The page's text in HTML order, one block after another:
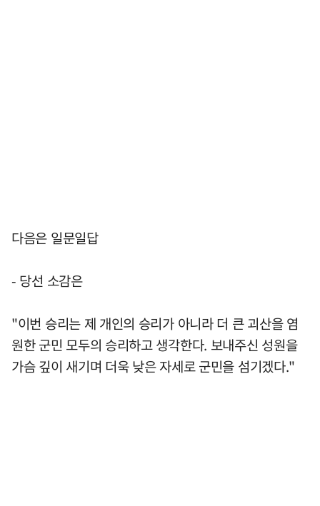
다음은 일문일답
- 당선 소감은
"이번 승리는 제 개인의 승리가 아니라 더 큰 괴산을 염
원한 군민 모두의 승리하고 생각한다. 보내주신 성원을
가슴 깊이 새기며 더욱 낮은 자세로 군민을 섬기겠다."